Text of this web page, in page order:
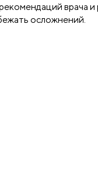
врача и
осложнений.